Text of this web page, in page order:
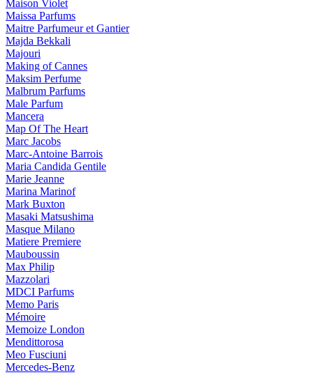
Maison Violet
Maissa Parfums
Maitre Parfumeur et Gantier
Majda Bekkali
Majouri
Making of Cannes
Maksim Perfume
Malbrum Parfums
Male Parfum
Mancera
Map Of The Heart
Marc Jacobs
Marc-Antoine Barrois
Maria Candida Gentile
Marie Jeanne
Marina Marinof
Mark Buxton
Masaki Matsushima
Masque Milano
Matiere Premiere
Mauboussin
Max Philip
Mazzolari
MDCI Parfums
Memo Paris
Mémoire
Memoize London
Mendittorosa
Meo Fusciuni
Mercedes-Benz